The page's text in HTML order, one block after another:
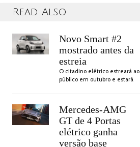
Salão
Read Also
Novo Smart #2
mostrado antes da
estreia
O citadino elétrico estreará ao
público em outubro e estará
Mercedes-AMG
GT de 4 Portas
elétrico ganha
versão base